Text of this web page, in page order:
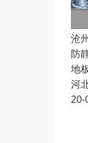
沧
防
地
河
20-